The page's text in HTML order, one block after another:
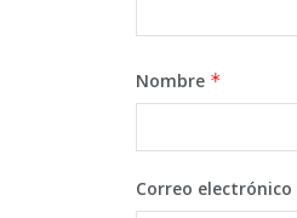
Nombre *
Correo electrónico